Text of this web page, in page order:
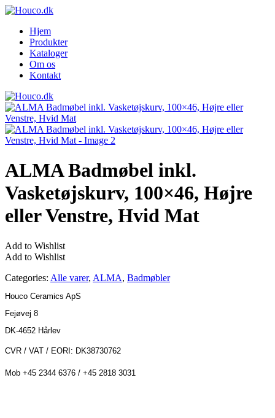
Hjem
Produkter
Kataloger
Om os
Kontakt
ALMA Badmøbel inkl.
Vasketøjskurv, 100×46, Højre
eller Venstre, Hvid Mat
Add to Wishlist
Add to Wishlist
Categories: Alle varer, ALMA, Badmøbler
Houco Ceramics ApS
Fejøvej 8
DK-4652 Hårlev
CVR / VAT / EORI: DK38730762
Mob +45 2344 6376 / +45 2818 3031